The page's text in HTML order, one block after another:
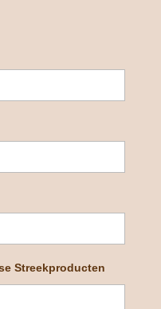
Streekproducten